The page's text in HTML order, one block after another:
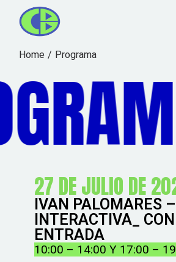
Home Programa
27 DE JULIO DE
IVAN PALOMARES
INTERACTIVA_ CON
ENTRADA
10:00 – 14:00 Y 17:00 –